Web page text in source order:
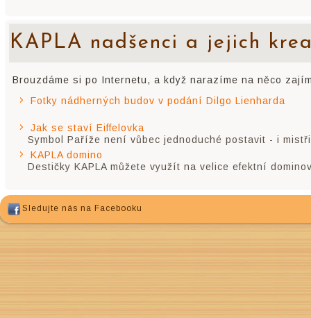
KAPLA nadšenci a jejich
Brouzdáme si po Internetu, a když narazíme na něco
Fotky nádherných budov v podání Dilgo Lienharda
Jak se staví Eiffelovka
Symbol Paříže není vůbec jednoduché postavit - i
KAPLA domino
Destičky KAPLA můžete využít na velice efektní
Sledujte nás na Facebooku